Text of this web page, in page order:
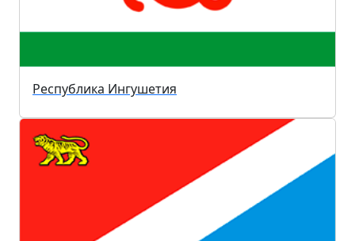
Республика Ингушетия